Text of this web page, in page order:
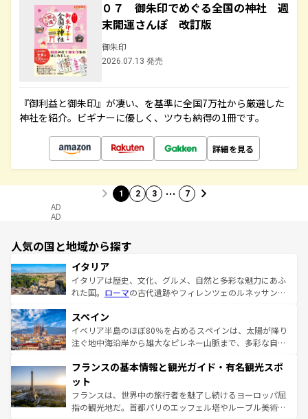
０７ 御朱印でめぐる全国の神社 週
末開運さんぽ 改訂版
御朱印
2026.07.13 発売
『御利益と御朱印』が凄い、を基準に全国7万社から厳選した
神社を紹介。ビギナーに優しく、ツウも納得の1冊です。
詳細を見る
1 2 3 … 7
AD
AD
人気の国と地域から探す
イタリア
イタリアは歴史、文化、グルメ、自然と多彩な魅力にあふ
れた国。 ローマの古代遺跡やフィレンツェのルネッサンス
ろん、トスカーナの美しい田園風景やアマルフィ海岸の絶
景など、自然景観も見逃せない。観光の合間には、本場の
ピザやパスタなど、絶品のイタリア料理を堪能することも
ませてくれるイタリアで、忘れられない旅をしてみよう！
なお、新着のイタリア情報は
しい。
スペイン
イベリア半島のほぼ80％を占めるスペインは、太陽が降り
注ぐ地中海沿岸から雄大なピレネー山脈まで、多彩な自然
文化が根付くこの国では、情熱的なフラメンコ、熱気あふ
れる闘牛、そして美味しいタパスが生活の一部となってい
る。首都マドリードの洗練された雰囲気や、バルセロナの
アートに溢れた街角から、地方では古代ローマ遺跡や中世
フランスの基本情報と観光ガイド・有名観光スポ
ット
フランスは、世界中の旅行者を魅了し続けるヨーロッパ屈
指の観光地だ。首都パリのエッフェル塔やルーブル美術館